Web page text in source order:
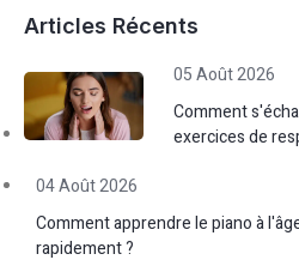
Articles Récents
05 Août 2026
Comment
exercices de
04 Août 2026
Comment apprendre le piano à
rapidement ?